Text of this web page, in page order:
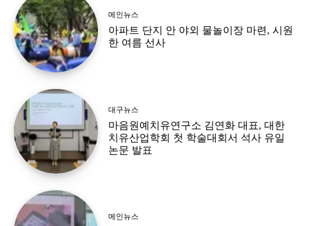
메인뉴스
아파트 단지 안 야외 물놀이장 마련, 시원
한 여름 선사
대구뉴스
마음원예치유연구소 김연화 대표, 대한
치유산업학회 첫 학술대회서 석사 유일
논문 발표
메인뉴스